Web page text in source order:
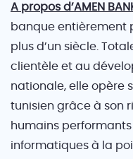
A propos d’AMEN
banque entièrement
plus d’un siècle.
clientèle et au
nationale, elle opère
tunisien grâce à son
humains
informatiques à la